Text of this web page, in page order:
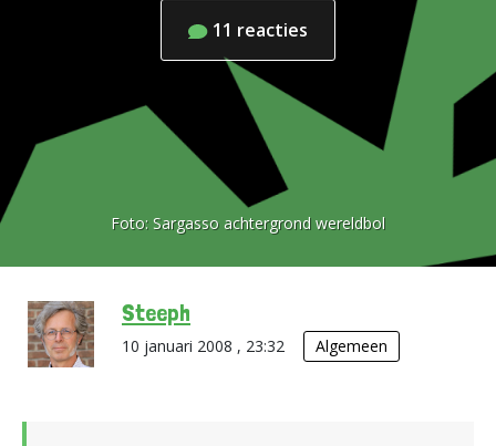
11 reacties
Foto: Sargasso achtergrond wereldbol
Steeph
10 januari 2008 , 23:32 Algemeen